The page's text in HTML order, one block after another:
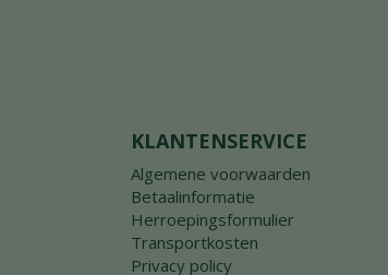
KLANTENSERVICE
Algemene voorwaarden
Betaalinformatie
Herroepingsformulier
Transportkosten
Privacy policy